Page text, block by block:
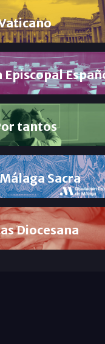
tantos
Sacra
Diocesana